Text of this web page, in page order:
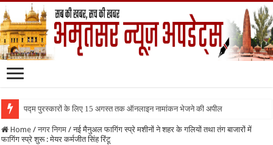
पद्म पुरस्कारों के लिए 15 अगस्त तक ऑनलाइन नामांकन भेजने की अपील
Home / नगर निगम / नई मैनुअल फागिंग स्प्रे मशीनों ने शहर के गलियों तथा तंग बाजारों में
फागिंग स्प्रे शुरू : मेयर कर्मजीत सिंह रिंटू